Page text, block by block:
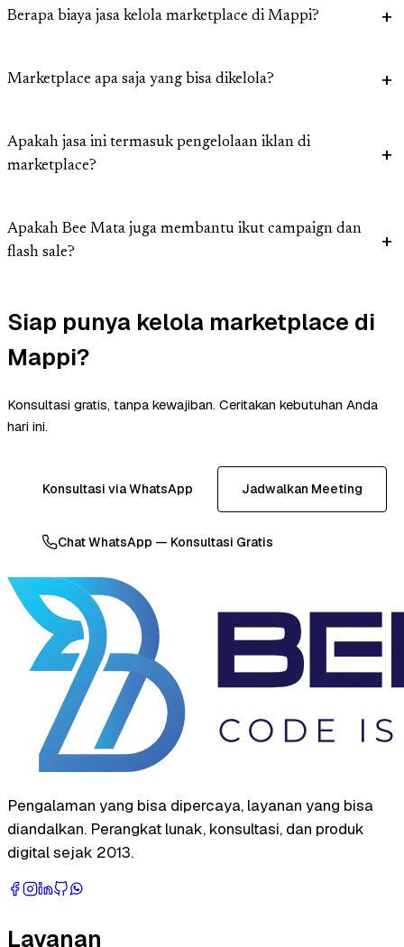
Berapa biaya jasa kelola marketplace di Mappi?
Marketplace apa saja yang bisa dikelola?
Apakah jasa ini termasuk pengelolaan iklan di
marketplace?
Apakah Bee Mata juga membantu ikut campaign dan
flash sale?
Siap punya kelola marketplace di
Mappi?
Konsultasi gratis, tanpa kewajiban. Ceritakan kebutuhan Anda
hari ini.
Konsultasi via WhatsApp Jadwalkan Meeting
Chat WhatsApp — Konsultasi Gratis
Pengalaman yang bisa dipercaya, layanan yang bisa
diandalkan. Perangkat lunak, konsultasi, dan produk
digital sejak 2013.
Layanan